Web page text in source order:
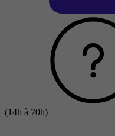
(14h à 70h)